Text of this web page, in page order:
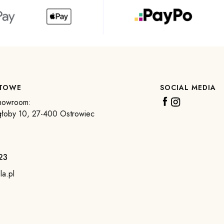
skandynawskim.
dziecka.
10, 27-400 Ostrowiec
SOCIAL MEDIA